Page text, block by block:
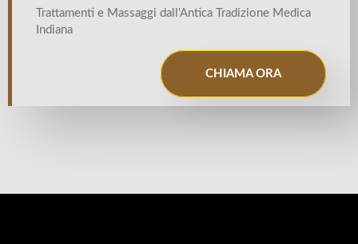
Trattamenti e Massaggi dall'Antica Tradizione Medica
Indiana
CHIAMA ORA